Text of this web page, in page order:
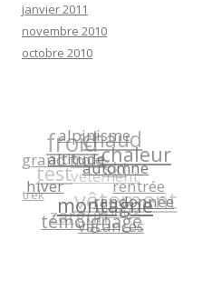
janvier 2011
novembre 2010
octobre 2010
alpinisme
altitudeautomne
chaleur
chaud
froid
grand froid
hiver
montagne
randonnée
rentrée
ski
sous-
vetement
test
trek
témoignage
vacances
voeux
vêtement
zargun